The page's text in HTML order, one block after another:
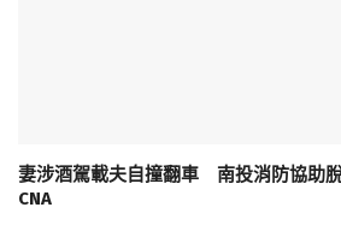
妻涉酒駕載夫自撞翻車 南投消防協助
CNA